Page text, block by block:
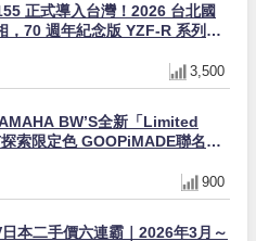
正式導入台灣！2026 台北國
，70 週年紀念版 YZF-R 系列限
3,500
BW’S全新「Limited
索限定色 GOOPiMADE聯名包
900
本二手價六連霸｜2026年3月～